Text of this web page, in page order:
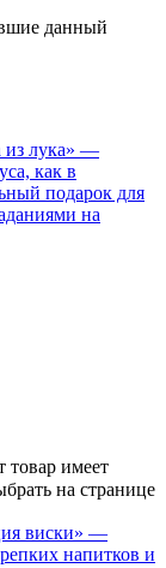
данный
товар имеет
на странице